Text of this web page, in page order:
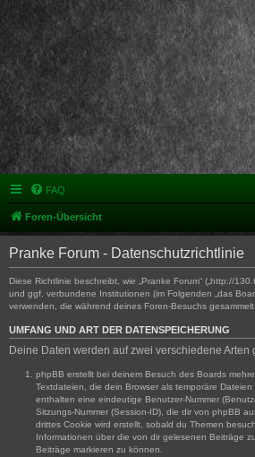
FAQ
Foren-Übersicht
Pranke Forum - Datenschutzrichtlinie
Diese Richtlinie beschreibt, wie „Pranke Forum“ („http://
und ggf. verbundene Institutionen (im Folgenden „das
verwenden, die während deines Foren-Besuchs gesammelt
UMFANG UND ART DER DATENSPEICHERUNG
Deine Daten werden auf zwei verschiedene Arten
phpBB erstellt bei deinem Besuch des Boards
Textdateien, die dein Browser als temporäre
enthalten eine eindeutige Benutzer-Nummer
Sitzungs-Nummer (Session-ID), die dir von phpBB
drittes Cookie wird erstellt, sobald du Themen
Informationen über die von dir gelesenen Beiträge
Beiträge markieren zu können.